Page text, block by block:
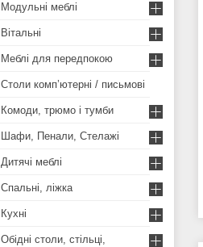
Модульні меблі
Вітальні
Меблi для передпокою
Столи комп’ютерні / письмові
Комоди, трюмо і тумби
Шафи, Пенали, Стелажі
Дитячі меблі
Спальні, ліжка
Кухні
Обідні столи, стільці,